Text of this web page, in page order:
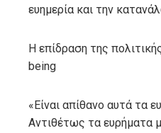
ευημερία και την
Η επίδραση της
being
«Είναι απίθανο αυτά τα
Αντιθέτως τα ευρήματα